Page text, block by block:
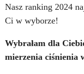
Nasz ranking 2024
Ci w wyborze!
Wybrałam dla
mierzenia ciśnienia